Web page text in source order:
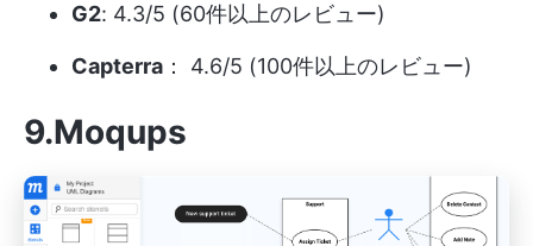
G2: 4.3/5 (60件以上のレビュー)
Capterra ： 4.6/5 (100件以上のレビュー)
9.Moqups